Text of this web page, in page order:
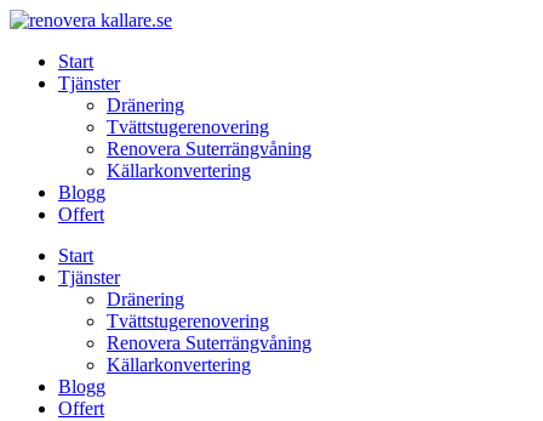
Skip
contentStart
Tjänster
Dränering
Tvättstugerenovering
Renovera Suterrängvåning
Källarkonvertering
Blogg
Offert
Start
Tjänster
Dränering
Tvättstugerenovering
Renovera Suterrängvåning
Källarkonvertering
Blogg
Offert